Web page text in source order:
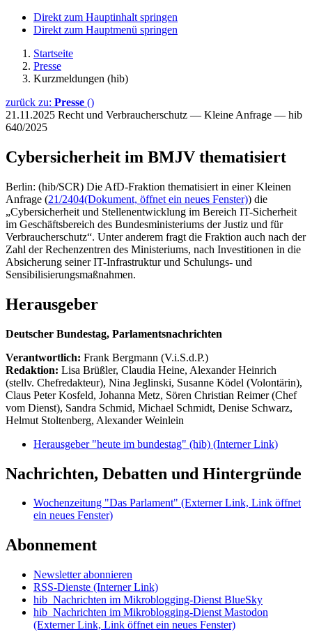
Direkt zum Hauptinhalt springen
Direkt zum Hauptmenü springen
Startseite
Presse
Kurzmeldungen (hib)
zurück zu: Presse ()
21.11.2025 Recht und Verbraucherschutz — Kleine Anfrage — hib
640/2025
Cybersicherheit im BMJV thematisiert
Berlin: (hib/SCR) Die AfD-Fraktion thematisiert in einer Kleinen
Anfrage (21/2404(Dokument, öffnet ein neues Fenster)) die
„Cybersicherheit und Stellenentwicklung im Bereich IT-Sicherheit
im Geschäftsbereich des Bundesministeriums der Justiz und für
Verbraucherschutz“. Unter anderem fragt die Fraktion auch nach der
Zahl der Rechenzentren des Ministeriums, nach Investitionen in die
Absicherung seiner IT-Infrastruktur und Schulungs- und
Sensibilisierungsmaßnahmen.
Herausgeber
Deutscher Bundestag, Parlamentsnachrichten
Verantwortlich: Frank Bergmann (V.i.S.d.P.)
Redaktion: Lisa Brüßler, Claudia Heine, Alexander Heinrich
(stellv. Chefredakteur), Nina Jeglinski, Susanne Ködel (Volontärin),
Claus Peter Kosfeld, Johanna Metz, Sören Christian Reimer (Chef
vom Dienst), Sandra Schmid, Michael Schmidt, Denise Schwarz,
Helmut Stoltenberg, Alexander Weinlein
Herausgeber "heute im bundestag" (hib) (Interner Link)
Nachrichten, Debatten und Hintergründe
Wochenzeitung "Das Parlament" (Externer Link, Link öffnet
ein neues Fenster)
Abonnement
Newsletter abonnieren
RSS-Dienste (Interner Link)
hib_Nachrichten im Mikroblogging-Dienst BlueSky
hib_Nachrichten im Mikroblogging-Dienst Mastodon
(Externer Link, Link öffnet ein neues Fenster)